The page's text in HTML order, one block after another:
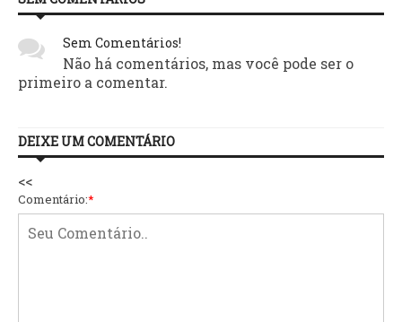
Sem Comentários!
Não há comentários, mas você pode ser o
primeiro a comentar.
DEIXE UM COMENTÁRIO
<<
Comentário:*